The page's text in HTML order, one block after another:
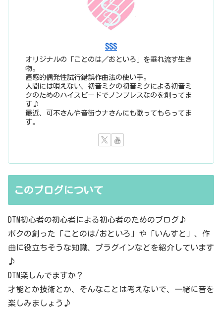
SSS
オリジナルの「ことのは／おといろ」を垂れ流す生き
物。
直感的偶発性試行錯誤作曲法の使い手。
人間には唄えない、初音ミクの初音ミクによる初音ミ
クのためのハイスピードでノンブレスなのを創ってま
す♪
最近、可不さんや音街ウナさんにも歌ってもらってま
す。
このブログについて
DTM初心者の初心者による初心者のためのブログ♪
ボクの創った「ことのは/おといろ」や「いんすと」、作
曲に役立ちそうな知識、プラグインなどを紹介しています
♪
DTM楽しんでますか？
才能とか技術とか、そんなことは考えないで、一緒に音を
楽しみましょう♪